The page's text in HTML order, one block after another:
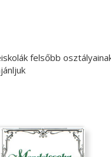
felsőbb